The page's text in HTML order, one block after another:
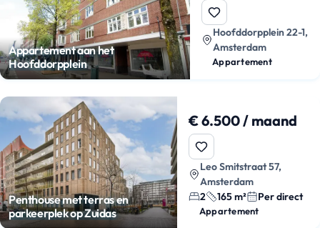
Appartement aan het
Hoofddorpplein
Hoofddorpplein 22-1,
Amsterdam
Appartement
Penthouse met terras en
parkeerplek op Zuidas
€ 6.500 / maand
Leo Smitstraat 57,
Amsterdam
2
165 m² Per direct
Appartement